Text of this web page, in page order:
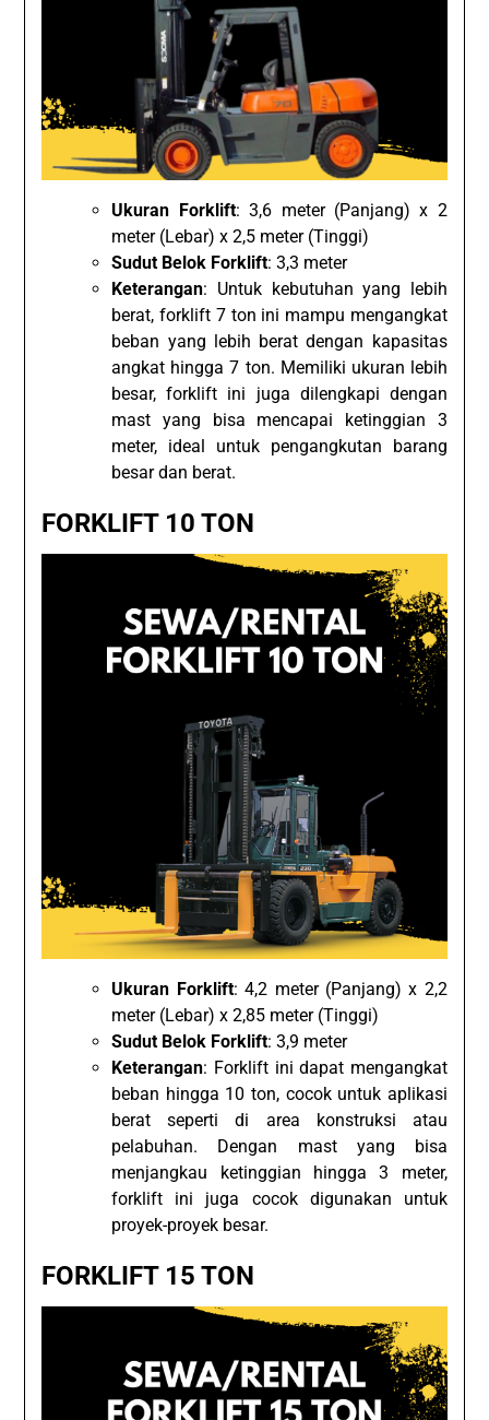
Ukuran Forklift: 3,6 meter (Panjang) x 2
meter (Lebar) x 2,5 meter (Tinggi)
Sudut Belok Forklift: 3,3 meter
Keterangan: Untuk kebutuhan yang lebih
berat, forklift 7 ton ini mampu mengangkat
beban yang lebih berat dengan kapasitas
angkat hingga 7 ton. Memiliki ukuran lebih
besar, forklift ini juga dilengkapi dengan
mast yang bisa mencapai ketinggian 3
meter, ideal untuk pengangkutan barang
besar dan berat.
FORKLIFT 10 TON
Ukuran Forklift: 4,2 meter (Panjang) x 2,2
meter (Lebar) x 2,85 meter (Tinggi)
Sudut Belok Forklift: 3,9 meter
Keterangan: Forklift ini dapat mengangkat
beban hingga 10 ton, cocok untuk aplikasi
berat seperti di area konstruksi atau
pelabuhan. Dengan mast yang bisa
menjangkau ketinggian hingga 3 meter,
forklift ini juga cocok digunakan untuk
proyek-proyek besar.
FORKLIFT 15 TON